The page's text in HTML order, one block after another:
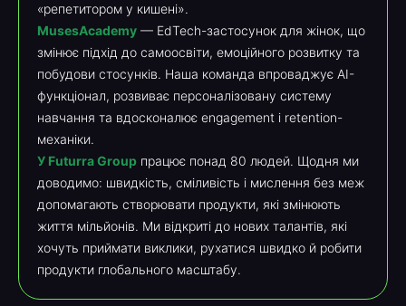
«репетитором у кишені».
MusesAcademy — EdTech-застосунок для жінок, що
змінює підхід до самоосвіти, емоційного розвитку та
побудови стосунків. Наша команда впроваджує AI-
функціонал, розвиває персоналізовану систему
навчання та вдосконалює engagement і retention-
механіки.
У Futurra Group працює понад 80 людей. Щодня ми
доводимо: швидкість, сміливість і мислення без меж
допомагають створювати продукти, які змінюють
життя мільйонів. Ми відкриті до нових талантів, які
хочуть приймати виклики, рухатися швидко й робити
продукти глобального масштабу.